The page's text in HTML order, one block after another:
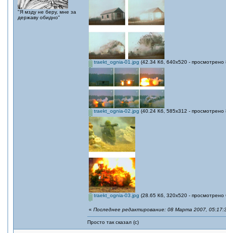
"Я мзду не беру, мне за
державу обидно"
traekt_ognia-01.jpg (42.34 Кб, 640x520 - просмотрено
traekt_ognia-02.jpg (40.24 Кб, 585x312 - просмотрено
traekt_ognia-03.jpg (28.65 Кб, 320x520 - просмотрено
« Последнее редактирование: 08 Марта 2007,
Просто так сказал (с)